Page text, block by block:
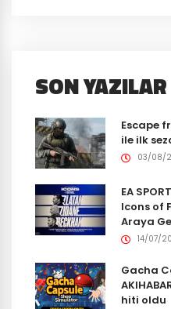
SON YAZILAR
Escape
ile ilk
03/08/
EA
Icons of
Araya
14/07/
Gacha
hiti oldu